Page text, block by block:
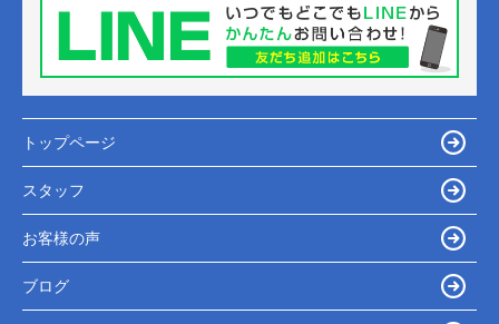
トップページ
スタッフ
お客様の声
ブログ